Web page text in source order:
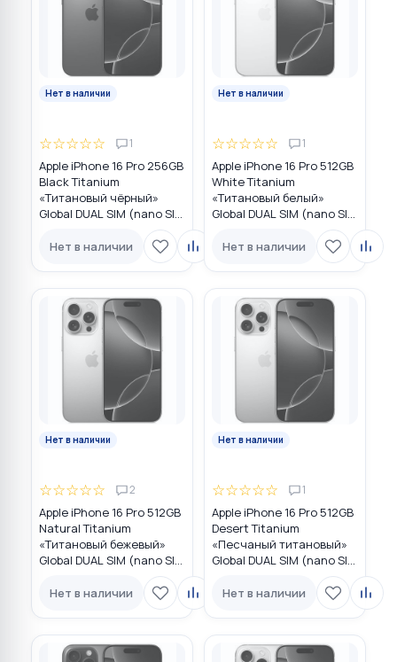
Нет в наличии
☆☆☆☆☆ 1
Apple iPhone 16 Pro 256GB
Black Titanium
«Титановый чёрный»
Global DUAL SIM (nano SIM
Нет в наличии
Нет в наличии
☆☆☆☆☆ 1
Apple iPhone 16 Pro 512GB
White Titanium
«Титановый белый»
Global DUAL SIM (nano SIM
Нет в наличии
Нет в наличии
☆☆☆☆☆ 2
Apple iPhone 16 Pro 512GB
Natural Titanium
«Tитановый бежевый»
Global DUAL SIM (nano SIM
Нет в наличии
Нет в наличии
☆☆☆☆☆ 1
Apple iPhone 16 Pro 512GB
Desert Titanium
«Песчаный титановый»
Global DUAL SIM (nano SIM
Нет в наличии